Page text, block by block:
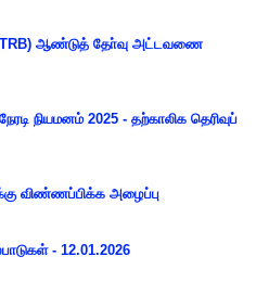
(TRB) ஆண்டுத் தோ்வு அட்டவணை
நியமனம் 2025 - தற்காலிக தெரிவுப்
விண்ணப்பிக்க அழைப்பு
- 12.01.2026